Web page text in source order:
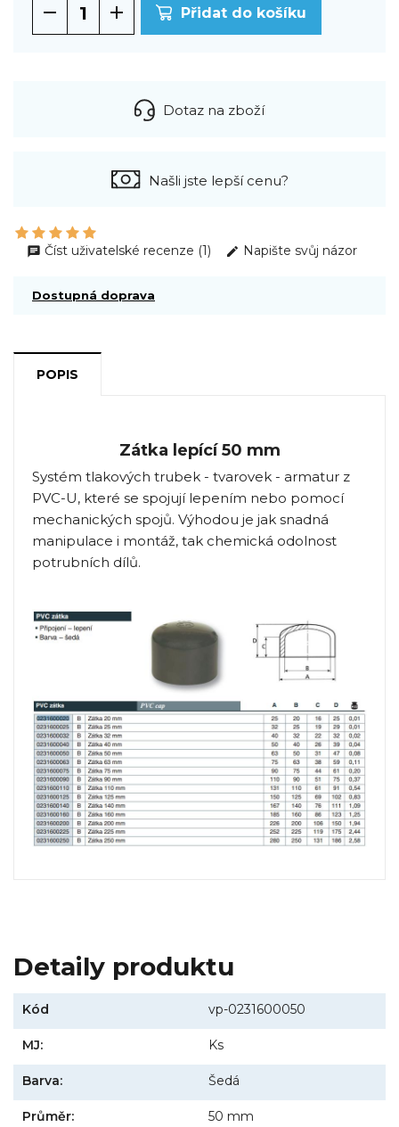
Přidat do košíku
Dotaz na zboží
Našli jste lepší cenu?
Číst uživatelské recenze (1) Napište svůj názor
Dostupná doprava
POPIS
Zátka lepící 50 mm
Systém tlakových trubek - tvarovek - armatur z
PVC-U, které se spojují lepením nebo pomocí
mechanických spojů. Výhodou je jak snadná
manipulace i montáž, tak chemická odolnost
potrubních dílů.
Detaily produktu
Kód vp-0231600050
MJ: Ks
Barva: Šedá
Průměr: 50 mm